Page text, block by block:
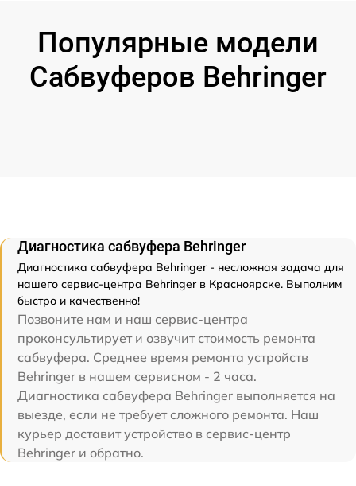
Популярные модели
Сабвуферов Behringer
Диагностика сабвуфера Behringer
Диагностика сабвуфера Behringer - несложная задача для
нашего сервис-центра Behringer в Красноярске. Выполним
быстро и качественно!
Позвоните нам и наш сервис-центра
проконсультирует и озвучит стоимость ремонта
сабвуфера. Среднее время ремонта устройств
Behringer в нашем сервисном - 2 часа.
Диагностика сабвуфера Behringer выполняется на
выезде, если не требует сложного ремонта. Наш
курьер доставит устройство в сервис-центр
Behringer и обратно.